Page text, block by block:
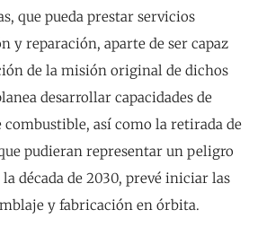
que pueda prestar servicios
y reparación, aparte de ser capaz
de la misión original de dichos
desarrollar capacidades de
así como la retirada de
pudieran representar un peligro
década de 2030, prevé iniciar las
y fabricación en órbita.